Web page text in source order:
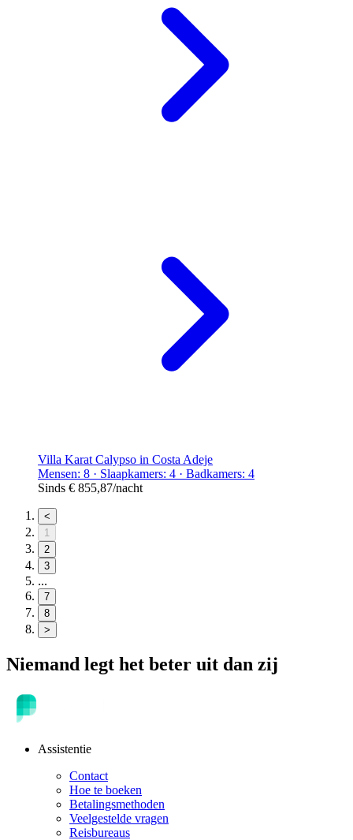
Villa Karat Calypso in Costa Adeje
Mensen: 8 · Slaapkamers: 4 · Badkamers: 4
Sinds € 855,87/nacht
<
1
2
3
...
7
8
>
Niemand legt het beter uit dan zij
Assistentie
Contact
Hoe te boeken
Betalingsmethoden
Veelgestelde vragen
Reisbureaus